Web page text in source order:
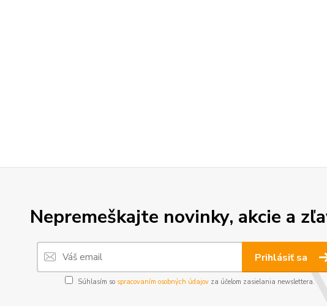
Nepremeškajte novinky, akcie a
Prihlásiť sa
Súhlasím so spracovaním osobných údajov za účelom zasielania newslettera.